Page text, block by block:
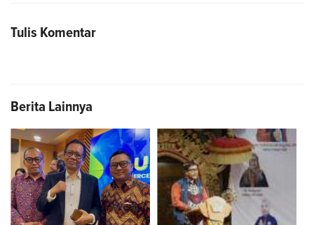
Tulis Komentar
Berita Lainnya